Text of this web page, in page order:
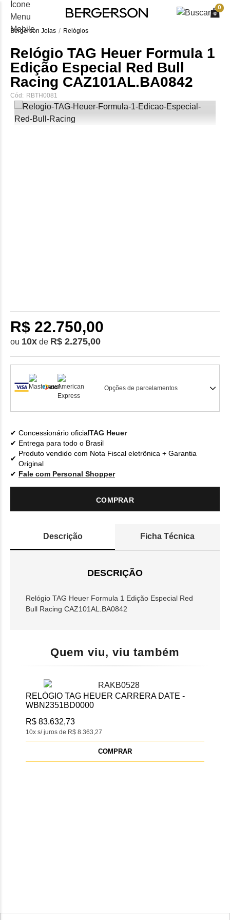
0
Bergerson Joias Relógios
Relógio TAG Heuer Formula 1
Edição Especial Red Bull
Racing CAZ101AL.BA0842
Cód: RBTH0081
R$ 22.750,00
ou 10x de R$ 2.275,00
Opções de parcelamentos
Concessionário oficialTAG Heuer
Entrega para todo o Brasil
Produto vendido com Nota Fiscal eletrônica + Garantia
Original
Fale com Personal Shopper
COMPRAR
Descrição Ficha Técnica
DESCRIÇÃO
Relógio TAG Heuer Formula 1 Edição Especial Red
Bull Racing CAZ101AL.BA0842
Quem viu, viu também
RELÓGIO TAG HEUER CARRERA DATE -
WBN2351BD0000
10x s/ juros de R$ 8.363,27
R$ 83.632,73
COMPRAR